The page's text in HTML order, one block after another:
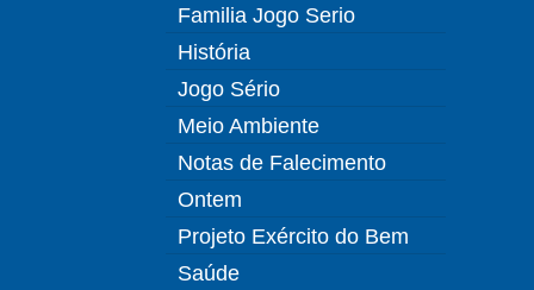
Familia Jogo Serio
História
Jogo Sério
Meio Ambiente
Notas de Falecimento
Ontem
Projeto Exército do Bem
Saúde